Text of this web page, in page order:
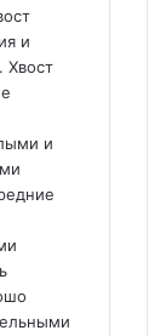
и
Хвост
и